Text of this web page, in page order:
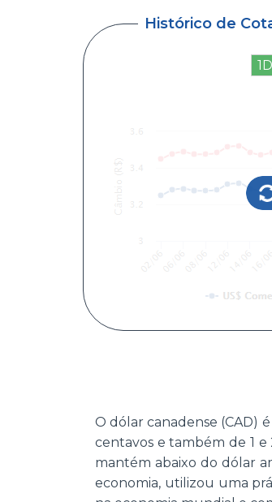
Histórico de
1D
O dólar canadense (CAD)
centavos e também de 1 e
mantém abaixo do dólar
economia, utilizou uma